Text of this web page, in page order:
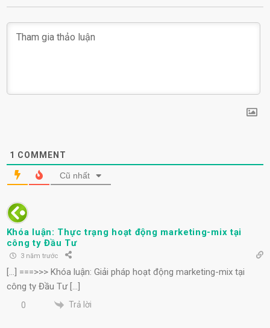
1 COMMENT
Cũ nhất
Khóa luận: Thực trạng hoạt động marketing-mix tại
công ty Đầu Tư
3 năm trước
[…] ===>>> Khóa luận: Giải pháp hoạt động marketing-mix tại
công ty Đầu Tư […]
0 Trả lời